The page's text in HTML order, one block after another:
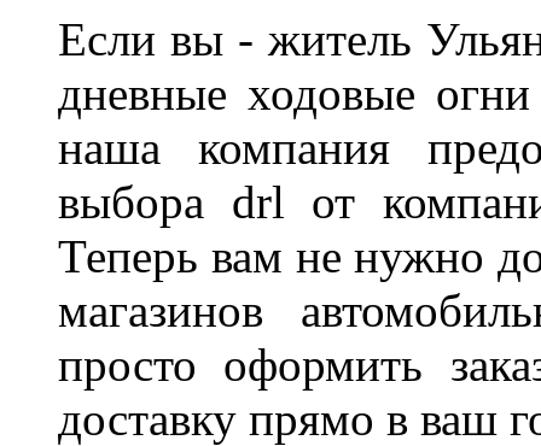
Если вы - житель
дневные ходовые
наша компания
выбора drl от
Теперь вам не нужно
магазинов
просто оформить
доставку прямо в ваш